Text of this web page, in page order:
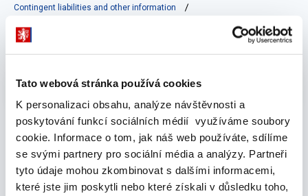
Tato webová stránka používá cookies
K personalizaci obsahu, analýze návštěvnosti a
poskytování funkcí sociálních médií využíváme soubory
cookie. Informace o tom, jak náš web používáte, sdílíme
se svými partnery pro sociální média a analýzy. Partneři
tyto údaje mohou zkombinovat s dalšími informacemi,
které jste jim poskytli nebo které získali v důsledku toho,
Contingent liabilities and other information
Vyberte
2025
October 2025